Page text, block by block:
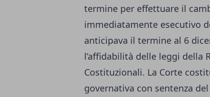
termine per effettuare il
immediatamente esecutivo
anticipava il termine al 6
l’affidabilità delle leggi della
Costituzionali. La Corte
governativa con sentenza